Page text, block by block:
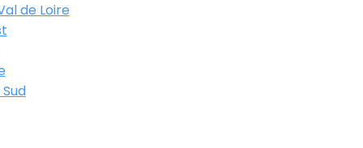
de Loire